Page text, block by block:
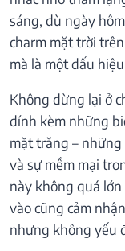
sáng, dù ngày
charm mặt trời
mà là một dấu
Không dừng lại ở
đính kèm những
mặt trăng – những
và sự mềm mại
này không quá
vào cũng cảm
nhưng không yếu